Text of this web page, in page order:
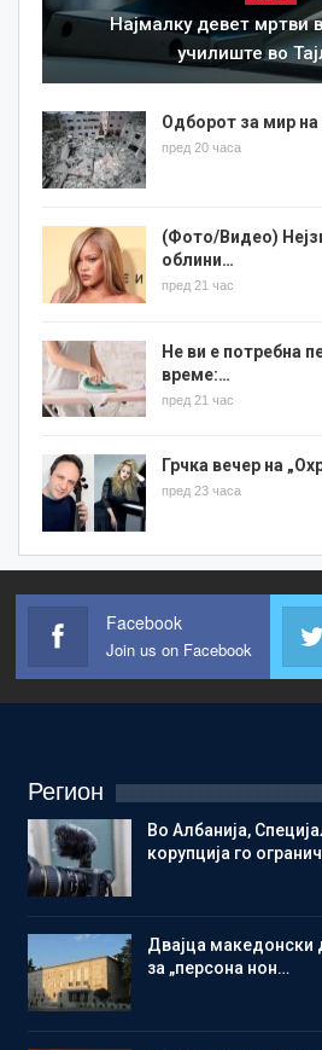
Најмалку девет мртви
училиште во
Одборот за мир
пред 20 часа
(Фото/Видео)
облини…
пред 21 час
Не ви е потребна
време:…
пред 21 час
Грчка вечер на
пред 23 часа
Facebook
Join us on Facebook
Регион
Во Албанија,
корупција го
Двајца македонски
за „персона нон…